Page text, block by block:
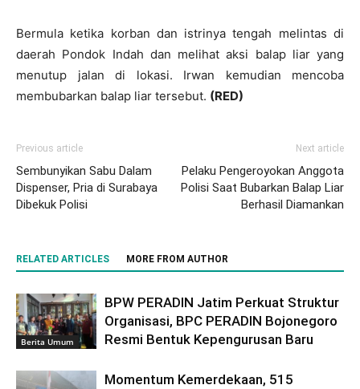
Bermula ketika korban dan istrinya tengah melintas di
daerah Pondok Indah dan melihat aksi balap liar yang
menutup jalan di lokasi. Irwan kemudian mencoba
membubarkan balap liar tersebut. (RED)
Previous article
Sembunyikan Sabu Dalam
Dispenser, Pria di Surabaya
Dibekuk Polisi
Next article
Pelaku Pengeroyokan Anggota
Polisi Saat Bubarkan Balap Liar
Berhasil Diamankan
RELATED ARTICLES MORE FROM AUTHOR
Berita Umum
BPW PERADIN Jatim Perkuat Struktur
Organisasi, BPC PERADIN Bojonegoro
Resmi Bentuk Kepengurusan Baru
Momentum Kemerdekaan, 515